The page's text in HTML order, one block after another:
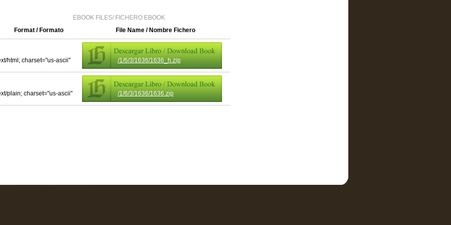
EBOOK FILES/ FICHERO EBOOK
Format / Formato
File Name / Nombre Fichero
html; charset="us-ascii" /1/6/3/1636/1636_h.zip
plain; charset="us-ascii" /1/6/3/1636/1636.zip